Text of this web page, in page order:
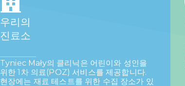
우리의
진료소
Tyniec Mały의 클리닉은 어린이와 성인을
위한 1차 의료(POZ) 서비스를 제공합니다.
현장에는 재료 테스트를 위한 수집 장소가 있